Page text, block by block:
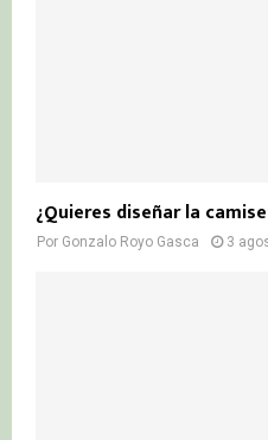
¿Quieres diseñar la
Por Gonzalo Royo Gasca 3